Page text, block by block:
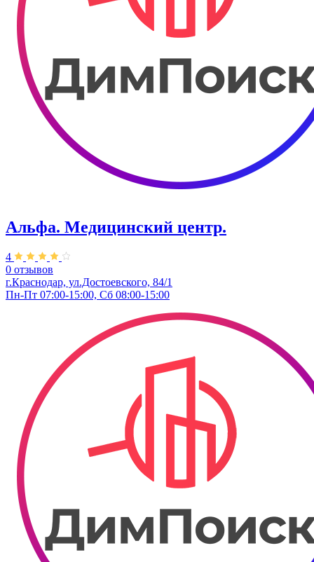
Альфа. Медицинский центр.
4
0 отзывов
г.Краснодар, ул.Достоевского, 84/1
Пн-Пт 07:00-15:00, Сб 08:00-15:00